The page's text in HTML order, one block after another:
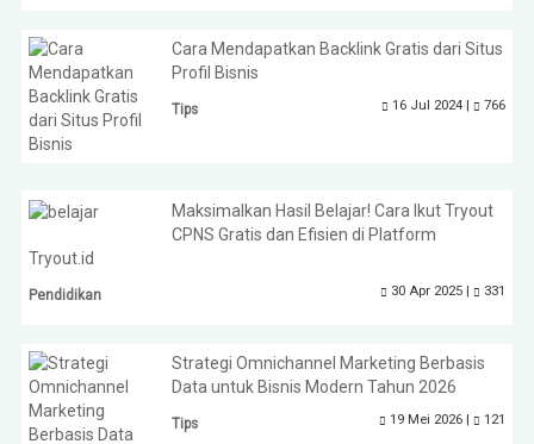
Cara Mendapatkan Backlink Gratis dari Situs
Profil Bisnis
Tips 16 Jul 2024 | 766
Maksimalkan Hasil Belajar! Cara Ikut Tryout
CPNS Gratis dan Efisien di Platform
Tryout.id
Pendidikan 30 Apr 2025 | 331
Strategi Omnichannel Marketing Berbasis
Data untuk Bisnis Modern Tahun 2026
Tips 19 Mei 2026 | 121